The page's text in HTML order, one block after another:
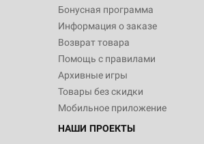
Бонусная программа
Информация о заказе
Возврат товара
Помощь с правилами
Архивные игры
Товары без скидки
Мобильное приложение
НАШИ ПРОЕКТЫ